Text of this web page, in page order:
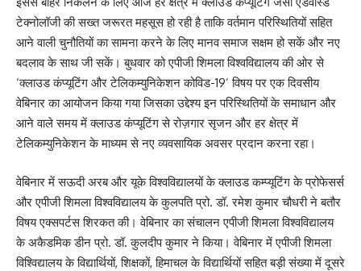
टेक्नोलॉजी की सख्त जरूरत महसूस हो रही है ताकि वर्तमान परिस्थितियों सहित
आने वाली चुनौतियों का सामना करने के लिए मानव समाज सक्षम हो सकें और नए
बदलाव के साथ जी सकें। बुधवार को एपीजी शिमला विश्वविद्यालय की ओर से
‘क्लाउड कंप्यूटिंग और टेलिकम्युनिकेशन कोविड-19’ विषय पर एक दिवसीय
वेबिनार का आयोजन किया गया जिसका उद्देश्य इन परिस्थितियों के समाधान और
आने वाले समय में क्लाउड कंप्यूटिंग से रोज़गार सृजन और हर क्षेत्र में
टेलिकम्युनिकेशन के माध्यम से नए व्यवसायिक अवसर प्रदान करना रहा।
वेबिनार में सऊदी अरब और यूके विश्वविद्यालयों के क्लाउड कम्प्यूटिंग के प्रोफेसर्स
और एपीजी शिमला विश्वविद्यालय के कुलपति प्रो. डॉ. रमेश कुमार चौधरी ने बतौर
विषय एक्सपर्टस शिरकत की। वेबिनार का संचालन एपीजी शिमला विश्वविद्यालय
के अकैडमिक डीन प्रो. डॉ. कुलदीप कुमार ने किया। वेबिनार में एपीजी शिमला
विश्विद्यालय के विद्यार्थियों, शिक्षकों, हिमाचल के विद्यार्थियों सहित बड़ी संख्या में दूसरे